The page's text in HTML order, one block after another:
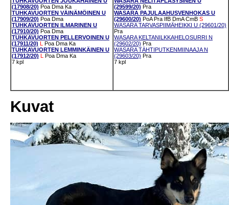
(17908/20) Poa Dma Ka
TUHKAVUORTEN VÄINÄMÖINEN U
(17909/20) Poa Dma
TUHKAVUORTEN ILMARINEN U
(17910/20) Poa Dma
TUHKAVUORTEN PELLERVOINEN U
(17911/20) L Poa Dma Ka
TUHKAVUORTEN LEMMINKÄINEN U
(17912/20) L Poa Dma Ka
7 kpl
(29599/20) Pra
WASARA PAJULAAHUSVENHOKAS U
(29600/20) PoA Pra IfB DmA CmB S
WASARA TARVASPIIMÄHEIKKI U (29601/20)
Pra
WASARA KELTANILKKAHELOSURRI N
(29602/20) Pra
WASARA TÄHTIPUTKENMIINAAJA N
(29603/20) Pra
7 kpl
Kuvat